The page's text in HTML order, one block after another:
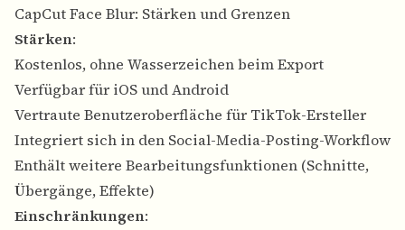
CapCut Face Blur: Stärken und Grenzen
Stärken:
Kostenlos, ohne Wasserzeichen beim Export
Verfügbar für iOS und Android
Vertraute Benutzeroberfläche für TikTok-Ersteller
Integriert sich in den Social-Media-Posting-Workflow
Enthält weitere Bearbeitungsfunktionen (Schnitte,
Übergänge, Effekte)
Einschränkungen: